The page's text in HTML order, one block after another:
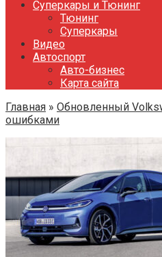
Суперкары и Тюнинг
Тюнинг
Суперкары
Видео
Автоспорт
Авто-бизнес
Карта сайта
Главная » Обновленный
ошибками